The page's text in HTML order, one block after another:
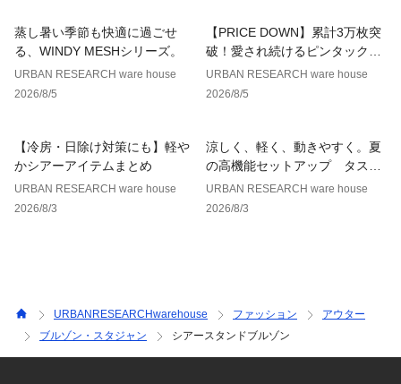
蒸し暑い季節も快適に過ごせ
る、WINDY MESHシリーズ。
URBAN RESEARCH ware house
2026/8/5
【PRICE DOWN】累計3万枚突
破！愛され続けるピンタックレ
ースブラウス
URBAN RESEARCH ware house
2026/8/5
【冷房・日除け対策にも】軽や
かシアーアイテムまとめ
URBAN RESEARCH ware house
2026/8/3
涼しく、軽く、動きやすく。夏
の高機能セットアップ タスラ
ンナイロンシリーズ
URBAN RESEARCH ware house
2026/8/3
URBANRESEARCHwarehouse ファッション
アウター
ブルゾン・スタジャン
シアースタンドブルゾン